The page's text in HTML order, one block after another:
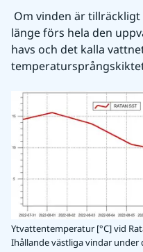
länge förs hela den
havs och det kalla
Ytvattentemperatur [°C] vid
Ihållande västliga vindar